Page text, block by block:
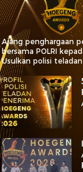
Ajang penghargaan
bersama POLRI
Usulkan polisi